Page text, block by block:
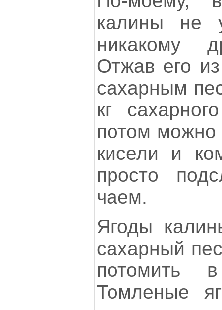
калины не
никакому
Отжав его
сахарным
кг
потом можно
кисели и
просто
чаем.
Ягоды
сахарный
потомить
Томленые